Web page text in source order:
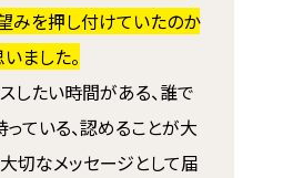
みを押し付けていたのか
ました。
したい時間がある、誰で
ている、認めることが大
切なメッセージとして届